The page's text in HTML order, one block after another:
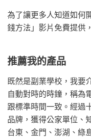
為了讓更多人知道如何
錢方法」影片免費提供
推薦我的產品
既然是副業學校，我要
自動對時的時鐘，稱為
跟標準時間一致。經過
品牌，獲得公家單位、
台東、金門、澎湖、綠